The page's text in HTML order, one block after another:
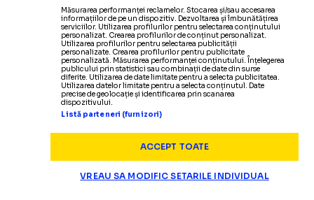
Măsurarea performanței reclamelor. Stocarea și/sau accesarea
informațiilor de pe un dispozitiv. Dezvoltarea și îmbunătățirea
serviciilor. Utilizarea profilurilor pentru selectarea conținutului
personalizat. Crearea profilurilor de conținut personalizat.
Utilizarea profilurilor pentru selectarea publicității
personalizate. Crearea profilurilor pentru publicitate
personalizată. Măsurarea performanței conținutului. Înțelegerea
publicului prin statistici sau combinații de date din surse
diferite. Utilizarea de date limitate pentru a selecta publicitatea.
Utilizarea datelor limitate pentru a selecta conținutul. Date
precise de geolocație și identificarea prin scanarea
dispozitivului.
Listă parteneri (furnizori)
ACCEPT TOATE
VREAU SA MODIFIC SETARILE INDIVIDUAL